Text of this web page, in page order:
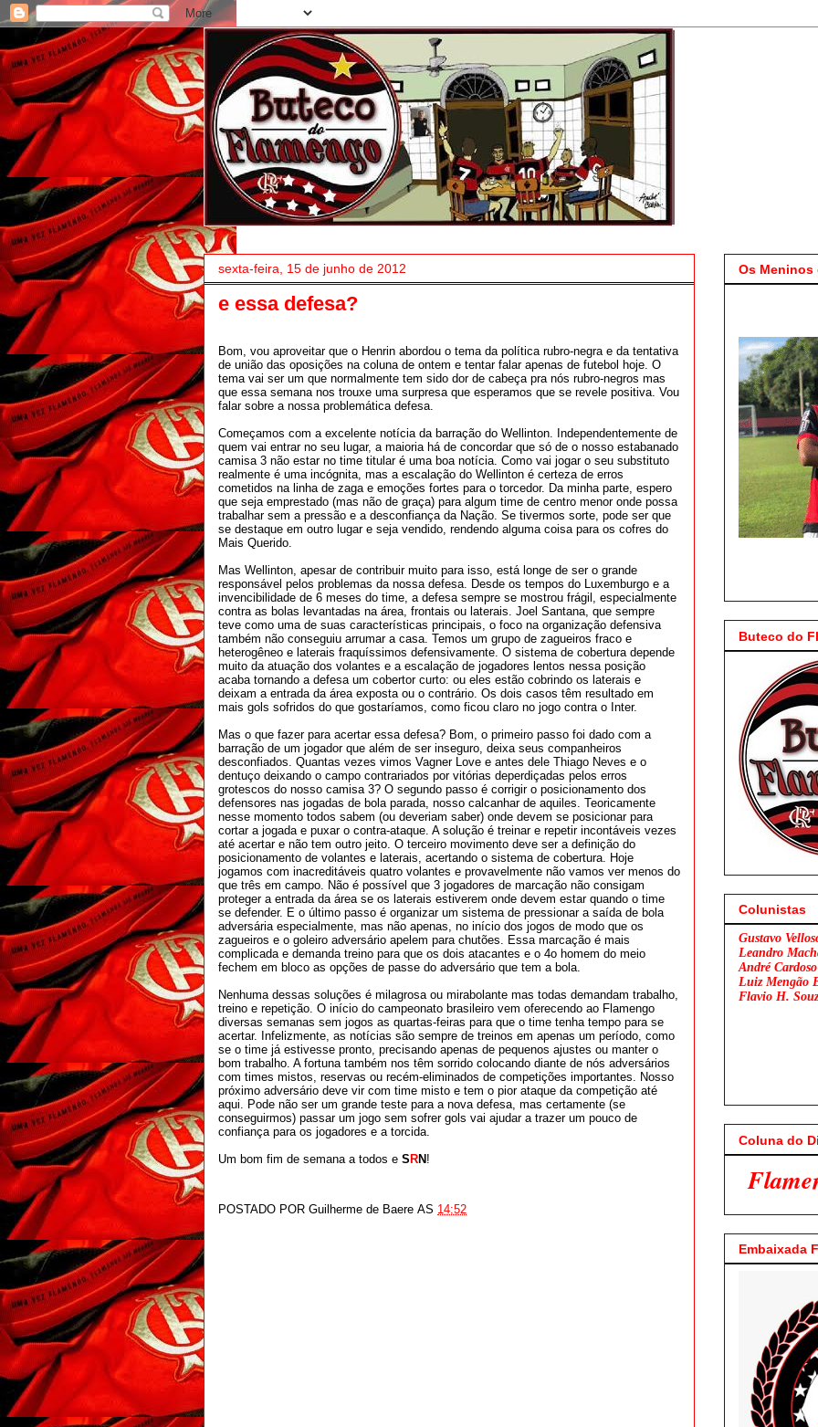
sexta-feira, 15 de junho de 2012
e essa defesa?
Bom, vou aproveitar que o Henrin abordou o tema da política rubro-negra e da tentativa
de união das oposições na coluna de ontem e tentar falar apenas de futebol hoje. O
tema vai ser um que normalmente tem sido dor de cabeça pra nós rubro-negros mas
que essa semana nos trouxe uma surpresa que esperamos que se revele positiva. Vou
falar sobre a nossa problemática defesa.
Começamos com a excelente notícia da barração do Wellinton. Independentemente de
quem vai entrar no seu lugar, a maioria há de concordar que só de o nosso estabanado
camisa 3 não estar no time titular é uma boa notícia. Como vai jogar o seu substituto
realmente é uma incógnita, mas a escalação do Wellinton é certeza de erros
cometidos na linha de zaga e emoções fortes para o torcedor. Da minha parte, espero
que seja emprestado (mas não de graça) para algum time de centro menor onde possa
trabalhar sem a pressão e a desconfiança da Nação. Se tivermos sorte, pode ser que
se destaque em outro lugar e seja vendido, rendendo alguma coisa para os cofres do
Mais Querido.
Mas Wellinton, apesar de contribuir muito para isso, está longe de ser o grande
responsável pelos problemas da nossa defesa. Desde os tempos do Luxemburgo e a
invencibilidade de 6 meses do time, a defesa sempre se mostrou frágil, especialmente
contra as bolas levantadas na área, frontais ou laterais. Joel Santana, que sempre
teve como uma de suas características principais, o foco na organização defensiva
também não conseguiu arrumar a casa. Temos um grupo de zagueiros fraco e
heterogêneo e laterais fraquíssimos defensivamente. O sistema de cobertura depende
muito da atuação dos volantes e a escalação de jogadores lentos nessa posição
acaba tornando a defesa um cobertor curto: ou eles estão cobrindo os laterais e
deixam a entrada da área exposta ou o contrário. Os dois casos têm resultado em
mais gols sofridos do que gostaríamos, como ficou claro no jogo contra o Inter.
Mas o que fazer para acertar essa defesa? Bom, o primeiro passo foi dado com a
barração de um jogador que além de ser inseguro, deixa seus companheiros
desconfiados. Quantas vezes vimos Vagner Love e antes dele Thiago Neves e o
dentuço deixando o campo contrariados por vitórias deperdiçadas pelos erros
grotescos do nosso camisa 3? O segundo passo é corrigir o posicionamento dos
defensores nas jogadas de bola parada, nosso calcanhar de aquiles. Teoricamente
nesse momento todos sabem (ou deveriam saber) onde devem se posicionar para
cortar a jogada e puxar o contra-ataque. A solução é treinar e repetir incontáveis vezes
até acertar e não tem outro jeito. O terceiro movimento deve ser a definição do
posicionamento de volantes e laterais, acertando o sistema de cobertura. Hoje
jogamos com inacreditáveis quatro volantes e provavelmente não vamos ver menos do
que três em campo. Não é possível que 3 jogadores de marcação não consigam
proteger a entrada da área se os laterais estiverem onde devem estar quando o time
se defender. E o último passo é organizar um sistema de pressionar a saída de bola
adversária especialmente, mas não apenas, no início dos jogos de modo que os
zagueiros e o goleiro adversário apelem para chutões. Essa marcação é mais
complicada e demanda treino para que os dois atacantes e o 4o homem do meio
fechem em bloco as opções de passe do adversário que tem a bola.
Nenhuma dessas soluções é milagrosa ou mirabolante mas todas demandam trabalho,
treino e repetição. O início do campeonato brasileiro vem oferecendo ao Flamengo
diversas semanas sem jogos as quartas-feiras para que o time tenha tempo para se
acertar. Infelizmente, as notícias são sempre de treinos em apenas um período, como
se o time já estivesse pronto, precisando apenas de pequenos ajustes ou manter o
bom trabalho. A fortuna também nos têm sorrido colocando diante de nós adversários
com times mistos, reservas ou recém-eliminados de competições importantes. Nosso
próximo adversário deve vir com time misto e tem o pior ataque da competição até
aqui. Pode não ser um grande teste para a nova defesa, mas certamente (se
conseguirmos) passar um jogo sem sofrer gols vai ajudar a trazer um pouco de
confiança para os jogadores e a torcida.
Um bom fim de semana a todos e S RN !
POSTADO POR Guilherme de Baere AS 14:52
Os
Buteco do
Colunistas
Gustavo
Leandro
André Cardoso
Luiz Mengão
Flavio H.
Coluna do
Flamengo x São
Embaixada